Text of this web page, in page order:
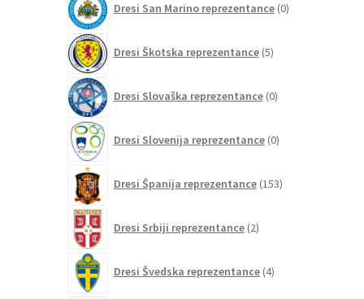
Dresi San Marino reprezentance 0izdelkov
Dresi Škotska reprezentance 5izdelkov
Dresi Slovaška reprezentance 0izdelkov
Dresi Slovenija reprezentance 0izdelkov
Dresi Španija reprezentance 153izdelkov
Dresi Srbiji reprezentance 2izdelka
Dresi Švedska reprezentance 4izdelki